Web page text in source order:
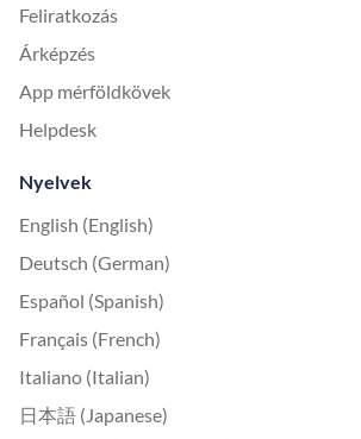
Feliratkozás
Árképzés
App mérföldkövek
Helpdesk
Nyelvek
English (English)
Deutsch (German)
Español (Spanish)
Français (French)
Italiano (Italian)
日本語 (Japanese)